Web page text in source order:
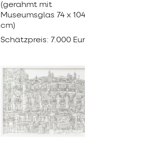
(gerahmt mit
Museumsglas 74 x 104 x 5
cm)
Schätzpreis: 7.000 Euro